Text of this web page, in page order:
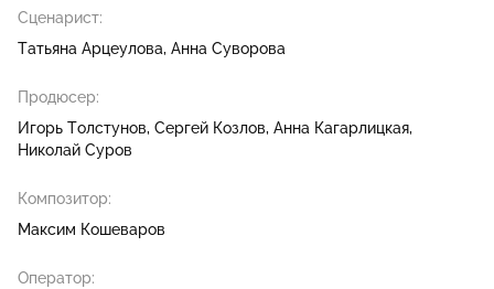
Сценарист:
Татьяна Арцеулова Анна Суворова
Продюсер:
Игорь Толстунов Сергей Козлов Анна Кагарлицкая
Николай Суров
Композитор:
Максим Кошеваров
Оператор: